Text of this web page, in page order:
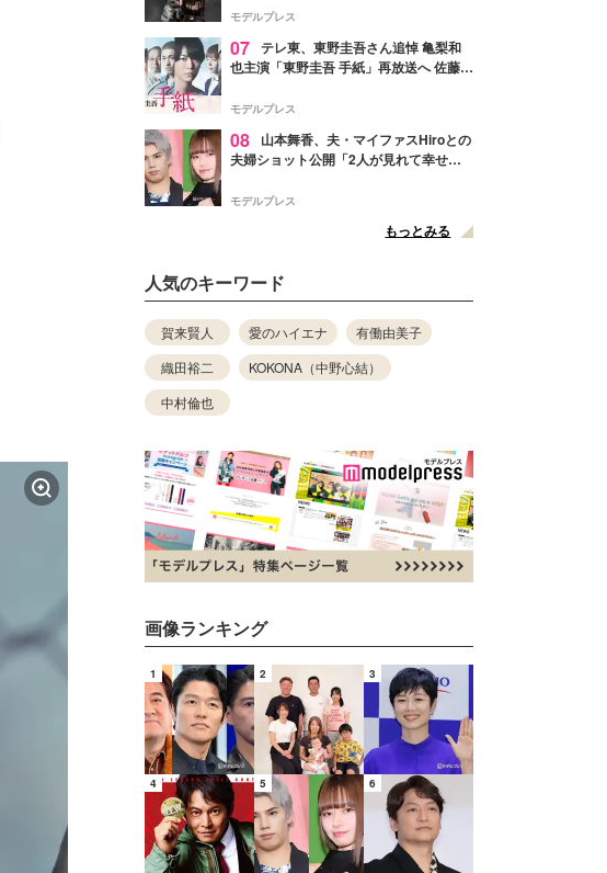
リリースへ
モデルプレス
07 テレ東、東野圭吾さん追悼 亀梨和
也主演「東野圭吾 手紙」再放送へ 佐藤隆
モデルプレス
08
山本舞香、夫・マイファスHiroとの
夫婦ショット公開「2人が見れて幸せ」
モデルプレス
もっとみる
人気のキーワード
賀来賢人 愛のハイエナ
有働由美子
織田裕二
KOKONA（中野心結）
中村倫也
画像ランキング
1 2 3
4 5 6